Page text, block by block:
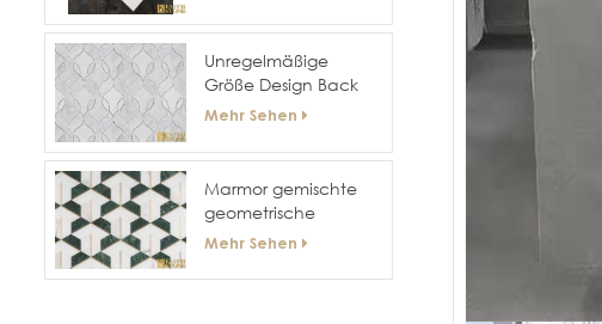
Unregelmäßige
Größe Design Back
Splash Wand 3D-
Mehr Sehen
Marmor gemischte
geometrische
Messing-Mosaik-Fliese
Mehr Sehen